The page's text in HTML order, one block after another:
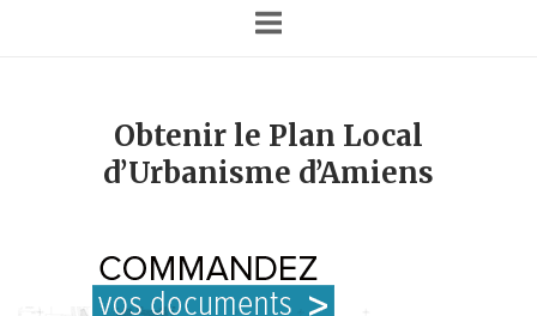
Obtenir le Plan Local
d’Urbanisme d’Amiens